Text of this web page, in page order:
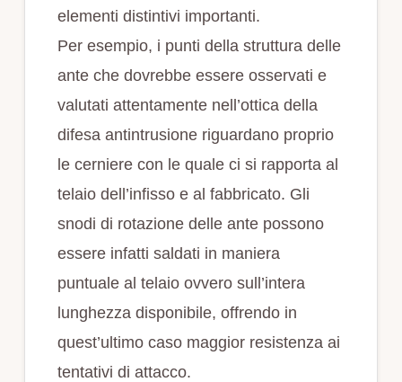
elementi distintivi importanti.
Per esempio, i punti della struttura delle
ante che dovrebbe essere osservati e
valutati attentamente nell’ottica della
difesa antintrusione riguardano proprio
le cerniere con le quale ci si rapporta al
telaio dell’infisso e al fabbricato. Gli
snodi di rotazione delle ante possono
essere infatti saldati in maniera
puntuale al telaio ovvero sull’intera
lunghezza disponibile, offrendo in
quest’ultimo caso maggior resistenza ai
tentativi di attacco.